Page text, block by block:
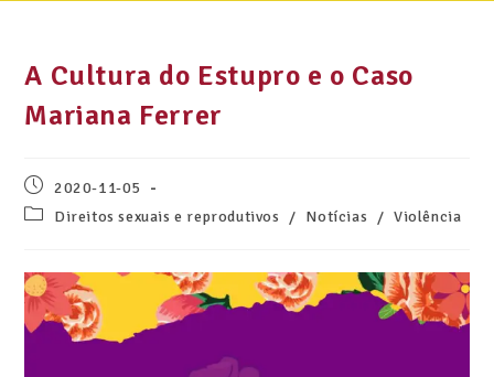
A Cultura do Estupro e o Caso
Mariana Ferrer
2020-11-05
Direitos sexuais e reprodutivos
/ Notícias / Violência